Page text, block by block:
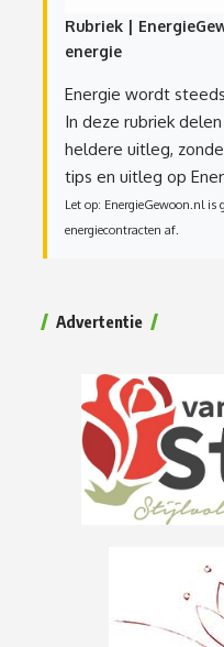
Rubriek |
energie
Energie wordt
In deze rubriek
heldere uitleg,
tips en uitleg op
Let op: EnergieGewoon.nl is
energiecontracten af.
Advertentie